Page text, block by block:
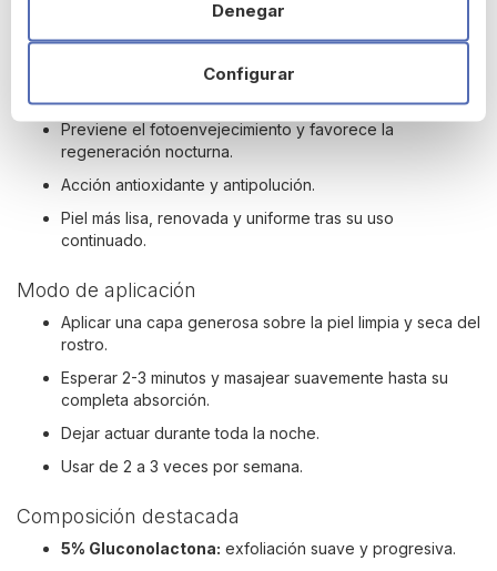
Afina la textura y mejora la uniformidad de la piel.
Estimula la reparación dérmica y ayuda a reducir
Previene el fotoenvejecimiento y favorece la
regeneración nocturna.
Acción antioxidante y antipolución.
Piel más lisa, renovada y uniforme tras su uso
continuado.
Modo de aplicación
Aplicar una capa generosa sobre la piel limpia y seca del
rostro.
Esperar 2-3 minutos y masajear suavemente hasta su
completa absorción.
Dejar actuar durante toda la noche.
Usar de 2 a 3 veces por semana.
Composición destacada
5% Gluconolactona: exfoliación suave y progresiva.
Configurar
Denegar